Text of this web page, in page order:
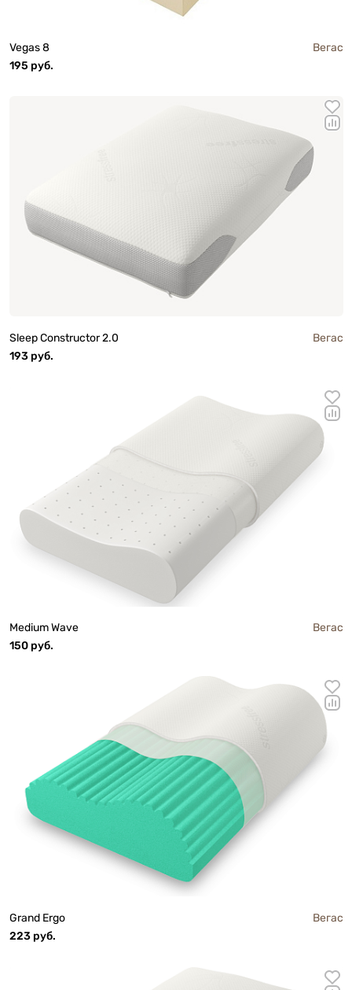
Vegas 8
Вегас
195 руб.
Sleep Constructor 2.0
Вегас
193 руб.
Medium Wave
Вегас
150 руб.
Grand Ergo
Вегас
223 руб.